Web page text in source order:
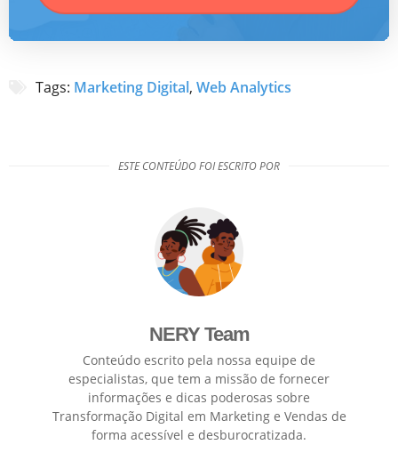
Tags: Marketing Digital, Web Analytics
ESTE CONTEÚDO FOI ESCRITO POR
NERY Team
Conteúdo escrito pela nossa equipe de
especialistas, que tem a missão de fornecer
informações e dicas poderosas sobre
Transformação Digital em Marketing e Vendas de
forma acessível e desburocratizada.